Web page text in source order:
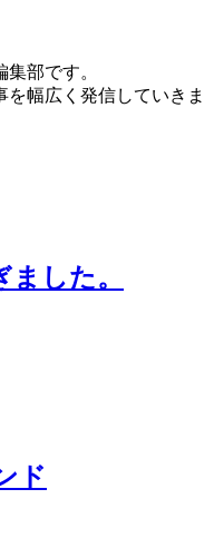
部です。
幅広く発信していきま
した。
ド